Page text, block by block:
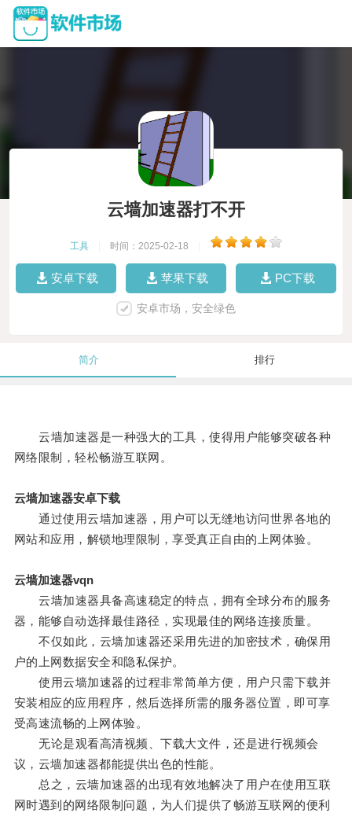
云墙加速器打不开
工具 时间：2025-02-18
安卓下载 苹果下载 PC下载
安卓市场，安全绿色
简介 排行
云墙加速器是一种强大的工具，使得用户能够突破各种
网络限制，轻松畅游互联网。
云墙加速器安卓下载
通过使用云墙加速器，用户可以无缝地访问世界各地的
网站和应用，解锁地理限制，享受真正自由的上网体验。
云墙加速器vqn
云墙加速器具备高速稳定的特点，拥有全球分布的服务
器，能够自动选择最佳路径，实现最佳的网络连接质量。
不仅如此，云墙加速器还采用先进的加密技术，确保用
户的上网数据安全和隐私保护。
使用云墙加速器的过程非常简单方便，用户只需下载并
安装相应的应用程序，然后选择所需的服务器位置，即可享
受高速流畅的上网体验。
无论是观看高清视频、下载大文件，还是进行视频会
议，云墙加速器都能提供出色的性能。
总之，云墙加速器的出现有效地解决了用户在使用互联
网时遇到的网络限制问题，为人们提供了畅游互联网的便利